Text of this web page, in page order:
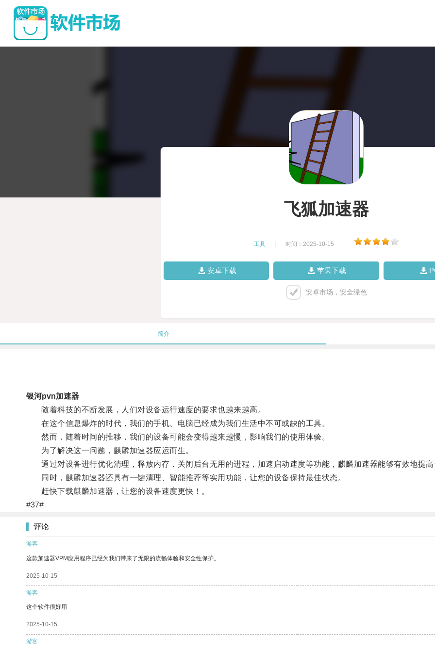
飞狐加速器
工具 时间：2025-10-15
安卓下载 苹果下载
安卓市场，安全绿色
简介
银河pvn加速器
随着科技的不断发展，人们对设备运行速度的要求也越来越高。
在这个信息爆炸的时代，我们的手机、电脑已经成为我们生活中不可或缺的工具。
然而，随着时间的推移，我们的设备可能会变得越来越慢，影响我们的使用体验。
为了解决这一问题，麒麟加速器应运而生。
通过对设备进行优化清理，释放内存，关闭后台无用的进程，加速启动速度等功能，麒麟加速器能够有效地提高
同时，麒麟加速器还具有一键清理、智能推荐等实用功能，让您的设备保持最佳状态。
赶快下载麒麟加速器，让您的设备速度更快！。
#37#
评论
游客
这款加速器VPM应用程序已经为我们带来了无限的流畅体验和安全性保护。
2025-10-15
游客
这个软件很好用
2025-10-15
游客